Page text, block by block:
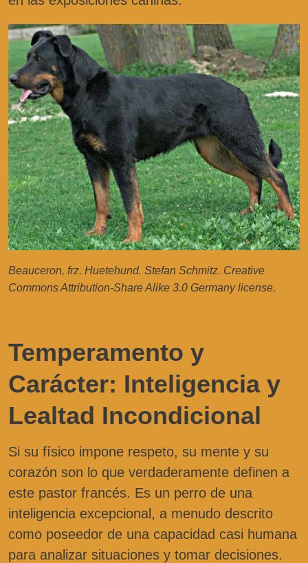
Beauceron, frz. Huetehund. Stefan Schmitz. Creative
Commons Attribution-Share Alike 3.0 Germany license.
Temperamento y
Carácter: Inteligencia y
Lealtad Incondicional
Si su físico impone respeto, su mente y su
corazón son lo que verdaderamente definen a
este pastor francés. Es un perro de una
inteligencia excepcional, a menudo descrito
como poseedor de una capacidad casi humana
para analizar situaciones y tomar decisiones.